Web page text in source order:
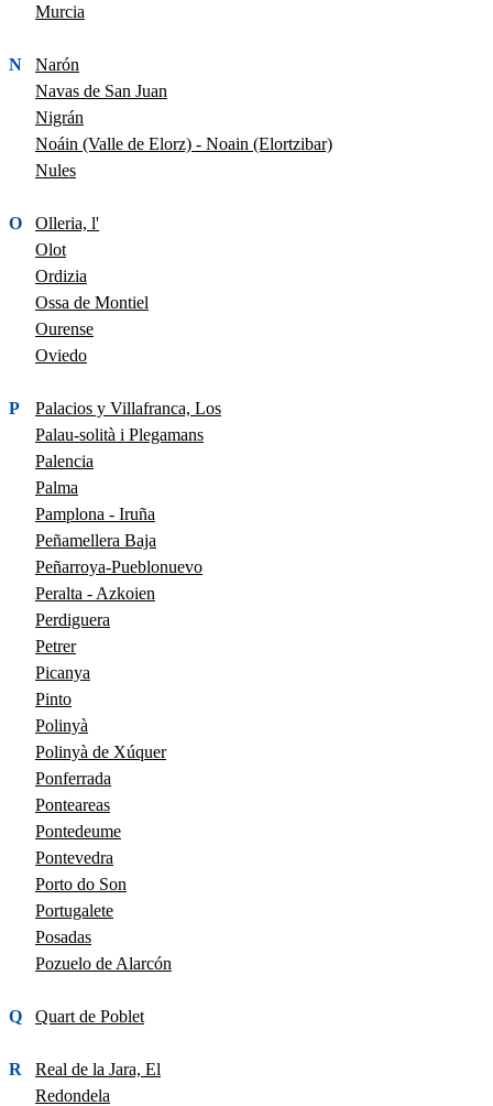
Murcia
N
Narón
Navas de San Juan
Nigrán
Noáin (Valle de Elorz) - Noain (Elortzibar)
Nules
O
Olleria, l'
Olot
Ordizia
Ossa de Montiel
Ourense
Oviedo
P
Palacios y Villafranca, Los
Palau-solità i Plegamans
Palencia
Palma
Pamplona - Iruña
Peñamellera Baja
Peñarroya-Pueblonuevo
Peralta - Azkoien
Perdiguera
Petrer
Picanya
Pinto
Polinyà
Polinyà de Xúquer
Ponferrada
Ponteareas
Pontedeume
Pontevedra
Porto do Son
Portugalete
Posadas
Pozuelo de Alarcón
Q Quart de Poblet
R
Real de la Jara, El
Redondela